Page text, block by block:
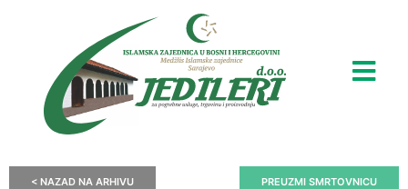
< NAZAD NA ARHIVU PREUZMI SMRTOVNICU